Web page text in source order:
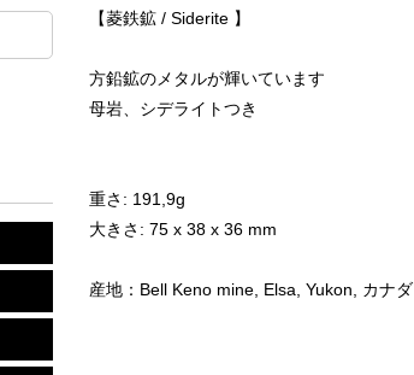
【菱鉄鉱 / Siderite 】
方鉛鉱のメタルが輝いています
母岩、シデライトつき
重さ: 191,9g
大きさ: 75 x 38 x 36 mm
産地：Bell Keno mine, Elsa, Yukon, カナダ